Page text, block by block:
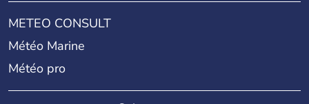
METEO CONSULT
Météo Marine
Météo pro